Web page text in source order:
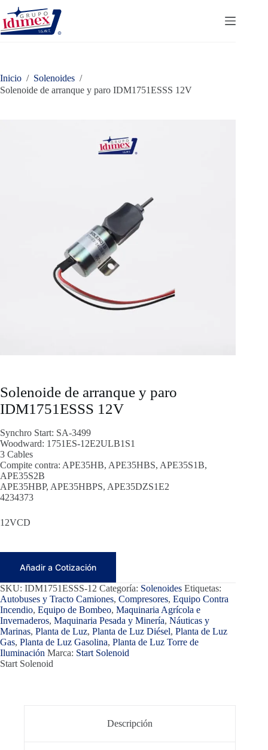
Saltar
contenido
Inicio / Solenoides /
Solenoide de arranque y paro IDM1751ESSS 12V
Solenoide de arranque y paro
IDM1751ESSS 12V
Synchro Start: SA-3499
Woodward: 1751ES-12E2ULB1S1
3 Cables
Compite contra: APE35HB, APE35HBS, APE35S1B,
APE35S2B
APE35HBP, APE35HBPS, APE35DZS1E2
4234373
12VCD
Añadir a Cotización
SKU: IDM1751ESSS-12 Categoría: Solenoides Etiquetas:
Autobuses y Tracto Camiones, Compresores, Equipo Contra
Incendio, Equipo de Bombeo, Maquinaria Agrícola e
Invernaderos, Maquinaria Pesada y Minería, Náuticas y
Marinas, Planta de Luz, Planta de Luz Diésel, Planta de Luz
Gas, Planta de Luz Gasolina, Planta de Luz Torre de
Iluminación Marca: Start Solenoid
Start Solenoid
Descripción